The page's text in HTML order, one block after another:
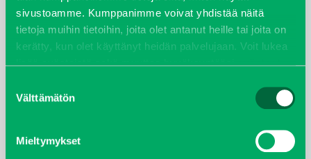
sivustoamme. Kumppanimme voivat yhdistää näitä
tietoja muihin tietoihin, joita olet antanut heille tai joita on
kerätty, kun olet käyttänyt heidän palvelujaan. Voit lukea
lisää evästeistä sekä muuttaa hyväksyntääsievästeet
valinta
Välttämätön
Mieltymykset
huhtikuu 2022
helmikuu 2022
joulukuu 2021
lokakuu 2021